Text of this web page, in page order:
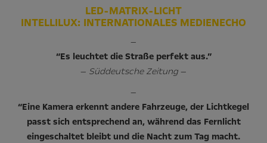
LED-MATRIX-LICHT
INTELLILUX: INTERNATIONALES MEDIENECHO
—
“Es leuchtet die Straße perfekt aus.”
— Süddeutsche Zeitung —
—
“Eine Kamera erkennt andere Fahrzeuge, der Lichtkegel
passt sich entsprechend an, während das Fernlicht
eingeschaltet bleibt und die Nacht zum Tag macht.